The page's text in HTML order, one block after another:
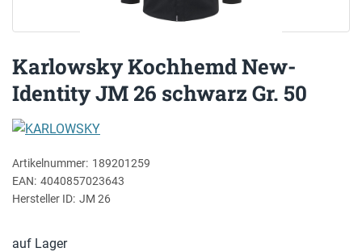
Karlowsky Kochhemd New-
Identity JM 26 schwarz Gr. 50
KARLOWSKY
Artikelnummer: 189201259
EAN: 4040857023643
Hersteller ID: JM 26
auf Lager